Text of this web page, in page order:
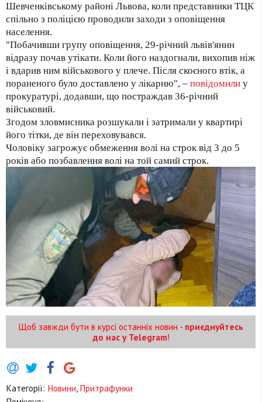
Шевченківському районі Львова, коли представники ТЦК
спільно з поліцією проводили заходи з оповіщення
населення.
"Побачивши групу оповіщення, 29-річний львів'янин
відразу почав утікати. Коли його наздогнали, вихопив ніж
і вдарив ним військового у плече. Після скоєного втік, а
пораненого було доставлено у лікарню", – повідомили у
прокуратурі, додавши, що постраждав 36-річний
військовий.
Згодом зловмисника розшукали і затримали у квартирі
його тітки, де він переховувався.
Чоловіку загрожує обмеження волі на строк від 3 до 5
років або позбавлення волі на той самий строк.
Щоб завжди бути в курсі останніх новин - приєднуйтесь
до нас у Telegram!
Категорії: Новини, Притрафунки